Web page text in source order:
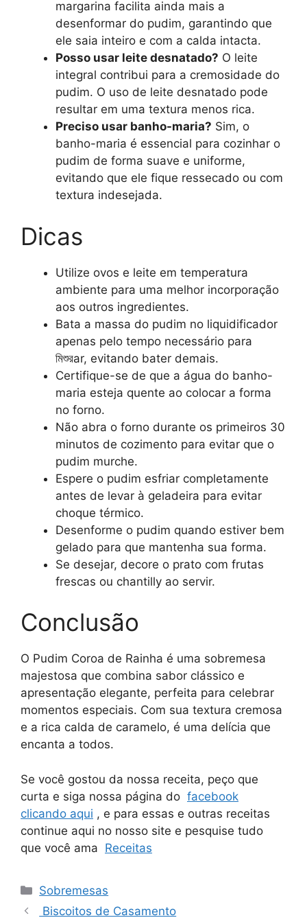
margarina facilita ainda mais a
desenformar do pudim, garantindo que
ele saia inteiro e com a calda intacta.
Posso usar leite desnatado? O leite
integral contribui para a cremosidade do
pudim. O uso de leite desnatado pode
resultar em uma textura menos rica.
Preciso usar banho-maria? Sim, o
banho-maria é essencial para cozinhar o
pudim de forma suave e uniforme,
evitando que ele fique ressecado ou com
textura indesejada.
Dicas
Utilize ovos e leite em temperatura
ambiente para uma melhor incorporação
aos outros ingredientes.
Bata a massa do pudim no liquidificador
apenas pelo tempo necessário para
মিশুরar, evitando bater demais.
Certifique-se de que a água do banho-
maria esteja quente ao colocar a forma
no forno.
Não abra o forno durante os primeiros 30
minutos de cozimento para evitar que o
pudim murche.
Espere o pudim esfriar completamente
antes de levar à geladeira para evitar
choque térmico.
Desenforme o pudim quando estiver bem
gelado para que mantenha sua forma.
Se desejar, decore o prato com frutas
frescas ou chantilly ao servir.
Conclusão
O Pudim Coroa de Rainha é uma sobremesa
majestosa que combina sabor clássico e
apresentação elegante, perfeita para celebrar
momentos especiais. Com sua textura cremosa
e a rica calda de caramelo, é uma delícia que
encanta a todos.
Se você gostou da nossa receita, peço que
curta e siga nossa página do facebook
clicando aqui , e para essas e outras receitas
continue aqui no nosso site e pesquise tudo
que você ama Receitas
Categorias
Sobremesas
Biscoitos de Casamento